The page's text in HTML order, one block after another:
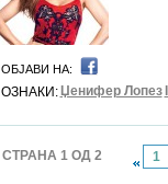
ОБЈАВИ НА:
ОЗНАКИ: Џенифер Лопез
СТРАНА 1 ОД 2 1